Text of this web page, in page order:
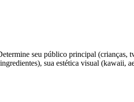
seu público principal
sua estética visual